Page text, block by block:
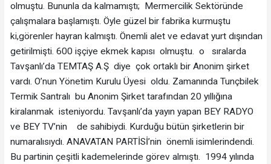
olmuştu. Bununla da kalmamıştı; Mermercilik Sektöründe
çalışmalara başlamıştı. Öyle güzel bir fabrika kurmuştu
ki,görenler hayran kalmıştı. Önemli alet ve edavat yurt dışından
getirilmişti. 600 işçiye ekmek kapısı olmuştu. o sıralarda
Tavşanlı’da TEMTAŞ A.Ş diye çok ortaklı bir Anonim şirket
vardı. O’nun Yönetim Kurulu Üyesi oldu. Zamanında Tunçbilek
Termik Santralı bu Anonim Şirket tarafından 20 yıllığına
kiralanmak isteniyordu. Tavşanlı’da yayın yapan BEY RADYO
ve BEY TV’nin de sahibiydi. Kurduğu bütün şirketlerin bir
numaralısıydı. ANAVATAN PARTİSİ’nin önemli isimlerindendi.
Bu partinin çeşitli kademelerinde görev almıştı. 1994 yılında